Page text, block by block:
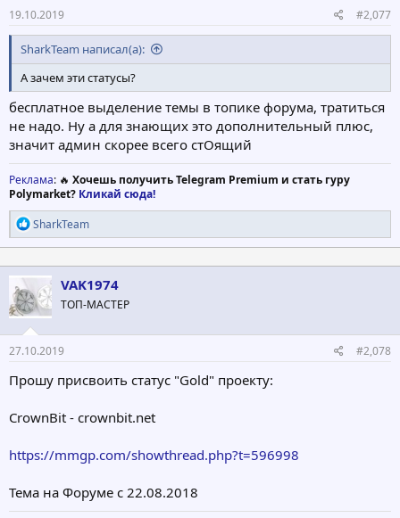
19.10.2019 #2,077
SharkTeam написал(а):
А зачем эти статусы?
бесплатное выделение темы в топике форума, тратиться
не надо. Ну а для знающих это дополнительный плюс,
значит админ скорее всего стОящий
Реклама: 🔥 Хочешь получить Telegram Premium и стать гуру
Polymarket? Кликай сюда!
Р
е
а
к
ц
и
и
:
SharkTeam
VAK1974
ТОП-МАСТЕР
27.10.2019 #2,078
Прошу присвоить статус "Gold" проекту:
CrownBit - crownbit.net
https://mmgp.com/showthread.php?t=596998
Тема на Форуме с 22.08.2018